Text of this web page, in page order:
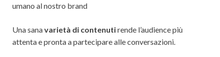
umano al nostro brand
Una sanavarietà di contenutirende l’audience più
attenta e pronta a partecipare alle conversazioni.